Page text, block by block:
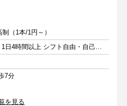
（1本/1円～）
週4日以上 1日4時間以上 シフト自由・自己申告
7分
を見る